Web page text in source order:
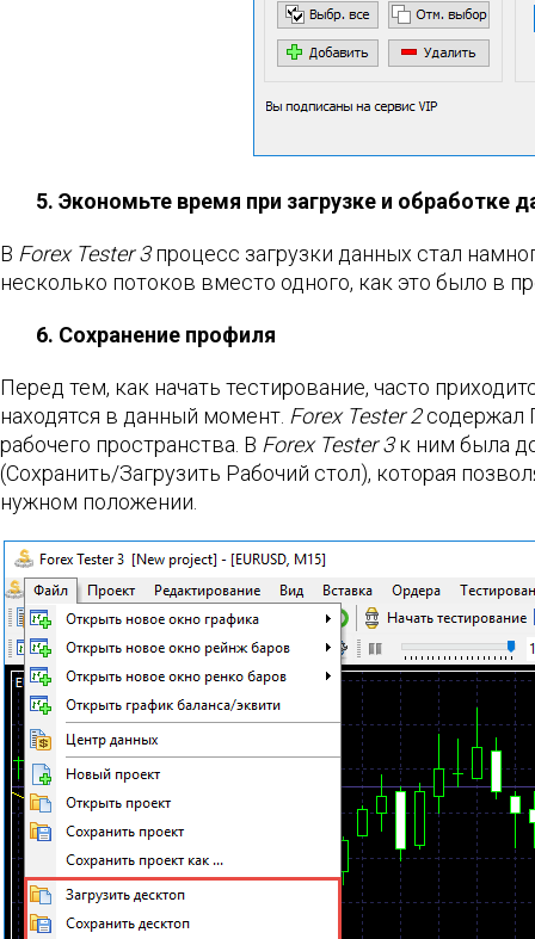
5. Экономьте время при загрузке и обработке
В Forex Tester 3процесс загрузки данных стал
несколько потоков вместо одного, как это было в
6. Сохранение профиля
Перед тем, как начать тестирование, часто
находятся в данный момент. Forex Tester 2содержал
рабочего пространства. В Forex Tester 3к ним была
(Сохранить/Загрузить Рабочий стол), которая
нужном положении.